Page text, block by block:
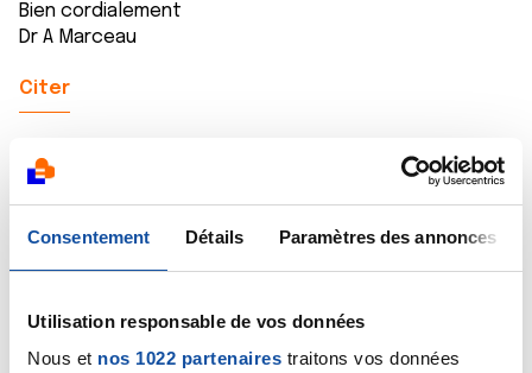
Consentement Détails Paramètres des annonces
Utilisation responsable de vos données
Nous et nos 1022 partenaires traitons vos données
Bien cordialement
Dr A Marceau
Citer